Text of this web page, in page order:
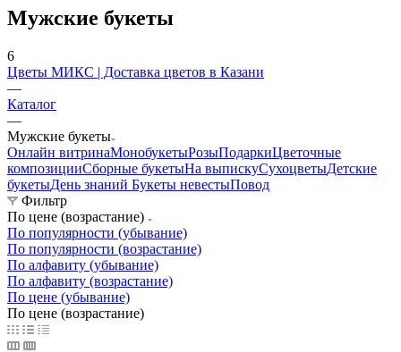
Мужские букеты
6
Цветы МИКС | Доставка цветов в Казани
—
Каталог
—
Мужские букеты
Онлайн витринаМонобукетыРозыПодаркиЦветочные
композицииСборные букетыНа выпискуСухоцветыДетские
букетыДень знаний Букеты невестыПовод
Фильтр
По цене (возрастание)
По популярности (убывание)
По популярности (возрастание)
По алфавиту (убывание)
По алфавиту (возрастание)
По цене (убывание)
По цене (возрастание)